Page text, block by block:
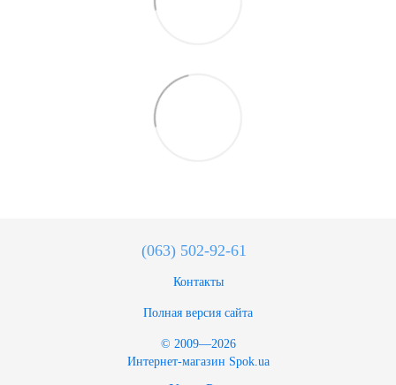
(063) 502-92-61
Контакты
Полная версия сайта
© 2009—2026
Интернет-магазин Spok.ua